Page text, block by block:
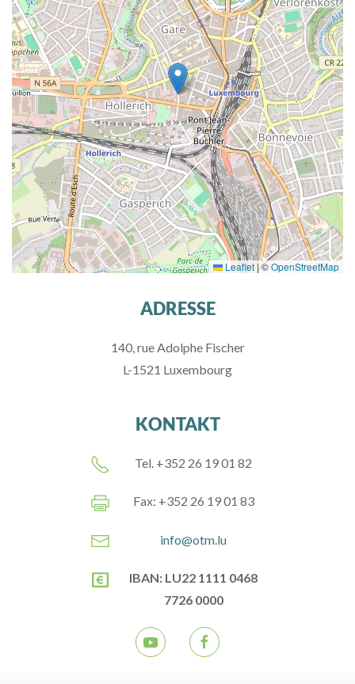
Leaflet |©OpenStreetMap
ADRESSE
140, rue Adolphe Fischer
L-1521 Luxembourg
KONTAKT
Tel. +352 26 19 01 82
Fax: +352 26 19 01 83
info@otm.lu
IBAN: LU22 1111 0468
7726 0000